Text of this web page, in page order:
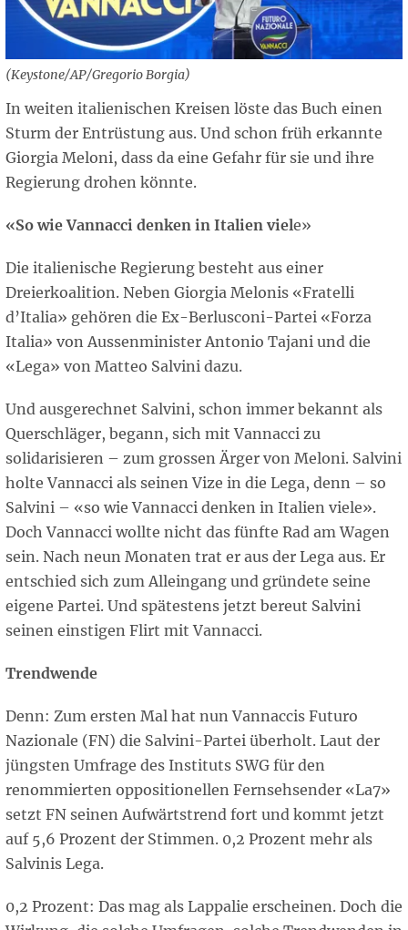
(Keystone/AP/Gregorio Borgia)
In weiten italienischen Kreisen löste das Buch einen
Sturm der Entrüstung aus. Und schon früh erkannte
Giorgia Meloni, dass da eine Gefahr für sie und ihre
Regierung drohen könnte.
«So wie Vannacci denken in Italien viele»
Die italienische Regierung besteht aus einer
Dreierkoalition. Neben Giorgia Melonis «Fratelli
d’Italia» gehören die Ex-Berlusconi-Partei «Forza
Italia» von Aussenminister Antonio Tajani und die
«Lega» von Matteo Salvini dazu.
Und ausgerechnet Salvini, schon immer bekannt als
Querschläger, begann, sich mit Vannacci zu
solidarisieren – zum grossen Ärger von Meloni. Salvini
holte Vannacci als seinen Vize in die Lega, denn – so
Salvini – «so wie Vannacci denken in Italien viele».
Doch Vannacci wollte nicht das fünfte Rad am Wagen
sein. Nach neun Monaten trat er aus der Lega aus. Er
entschied sich zum Alleingang und gründete seine
eigene Partei. Und spätestens jetzt bereut Salvini
seinen einstigen Flirt mit Vannacci.
Trendwende
Denn: Zum ersten Mal hat nun Vannaccis Futuro
Nazionale (FN) die Salvini-Partei überholt. Laut der
jüngsten Umfrage des Instituts SWG für den
renommierten oppositionellen Fernsehsender «La7»
setzt FN seinen Aufwärtstrend fort und kommt jetzt
auf 5,6 Prozent der Stimmen. 0,2 Prozent mehr als
Salvinis Lega.
0,2 Prozent: Das mag als Lappalie erscheinen. Doch die